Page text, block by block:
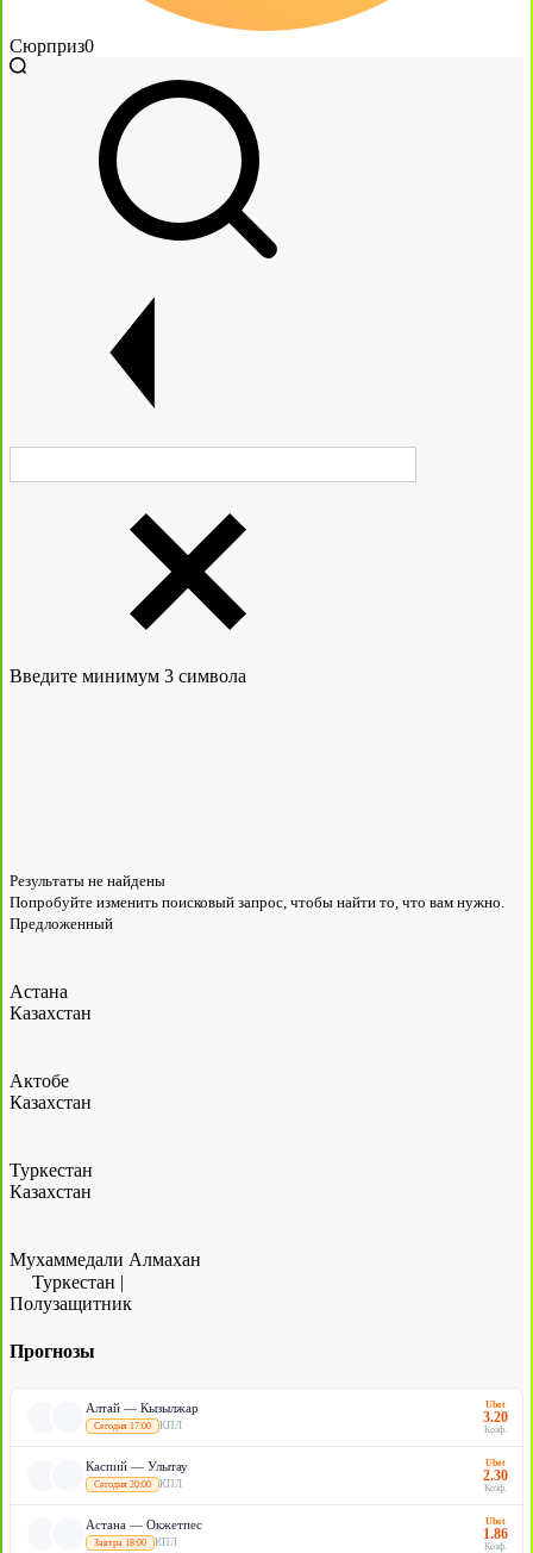
Сюрприз0
Введите минимум 3 символа
Результаты не найдены
Попробуйте изменить поисковый запрос, чтобы найти то, что вам нужно.
Предложенный
Астана
Казахстан
Актобе
Казахстан
Туркестан
Казахстан
Мухаммедали Алмахан
Туркестан |
Полузащитник
Прогнозы
Алтай — Кызылжар
Сегодня 17:00 КПЛ
Ubet
3.20
Коэф.
Каспий — Улытау
Сегодня 20:00 КПЛ
Ubet
2.30
Коэф.
Астана — Окжетпес
Завтра 18:00 КПЛ
Ubet
1.86
Коэф.